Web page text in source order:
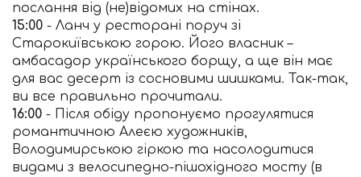
послання від (не)відомих на стінах.
15:00 - Ланч у ресторані поруч зі
Старокиївською горою. Його власник –
амбасадор українського борщу, а ще він має
для вас десерт із сосновими шишками. Так-так,
ви все правильно прочитали.
16:00 - Після обіду пропонуємо прогулятися
романтичною Алеєю художників,
Володимирською гіркою та насолодитися
видами з велосипедно-пішохідного мосту (в